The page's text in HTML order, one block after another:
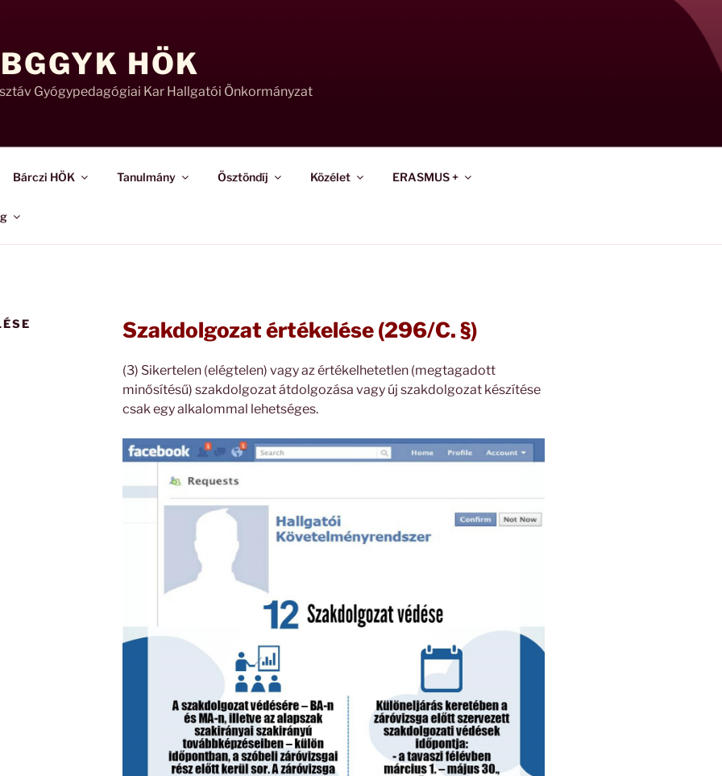
HÖK
Gyógypedagógiai Kar Hallgatói Önkormányzat
Bárczi HÖK Tanulmány Ösztöndíj Közélet ERASMUS +
Szakdolgozat értékelése (296/C. §)
(3) Sikertelen (elégtelen) vagy az értékelhetetlen (megtagadott
minősítésű) szakdolgozat átdolgozása vagy új szakdolgozat készítése
csak egy alkalommal lehetséges.